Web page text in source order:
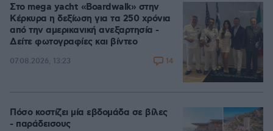
Στο mega yacht «Boardwalk» στην
Κέρκυρα η δεξίωση για τα 250 χρόνια
από την αμερικανική ανεξαρτησία -
Δείτε φωτογραφίες και βίντεο
07.08.2026, 13:23 14
Πόσο κοστίζει μία εβδομάδα σε βίλες
- παράδεισους